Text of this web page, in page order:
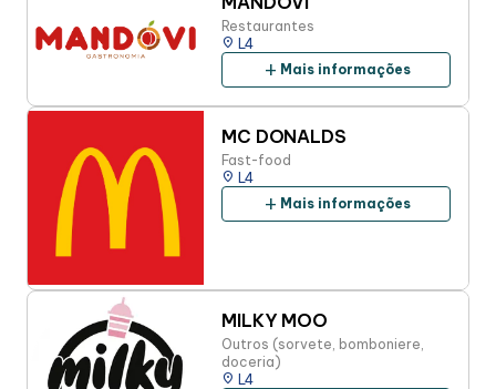
Restaurantes
place L4
add Mais informações
MC DONALDS
Fast-food
place L4
add Mais informações
MILKY MOO
Outros (sorvete, bomboniere,
doceria)
place L4